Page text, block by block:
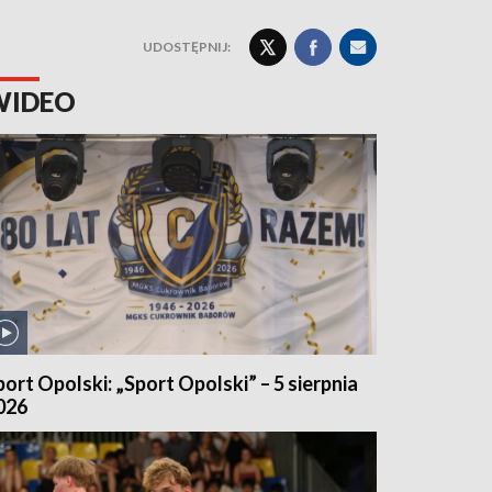
UDOSTĘPNIJ:
Opolski: „Sport Opolski” – 5 sierpnia